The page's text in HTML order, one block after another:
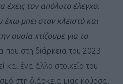
έχεις τον απόλυτο έλεγχο.
έχω μπει στον κλειστό και
ουσία χτίζουμε για το
που στη διάρκεια του 2023
και ένα άλλο στοιχείο του
στη διάρκεια μιας κούρσα.